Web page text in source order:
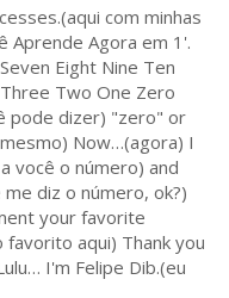
com minhas
Aprende Agora em 1'.
Eight Nine Ten
Two One Zero
pode dizer) "zero" or
Now…(agora) I
você o número) and
diz o número, ok?)
your favorite
aqui) Thank you
I'm Felipe Dib.(eu